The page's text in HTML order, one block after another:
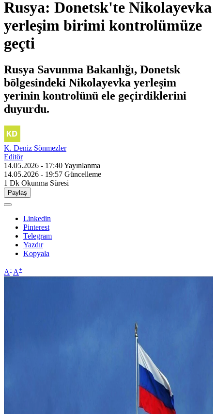
Rusya: Donetsk'te Nikolayevka
yerleşim birimi kontrolümüze
geçti
Rusya Savunma Bakanlığı, Donetsk
bölgesindeki Nikolayevka yerleşim
yerinin kontrolünü ele geçirdiklerini
duyurdu.
K. Deniz Sönmezler
Editör
14.05.2026 - 17:40Yayınlanma
14.05.2026 - 19:57 Güncelleme
1 Dk Okunma Süresi
Paylaş
Linkedin
Pinterest
Telegram
Yazdır
Kopyala
A- A+